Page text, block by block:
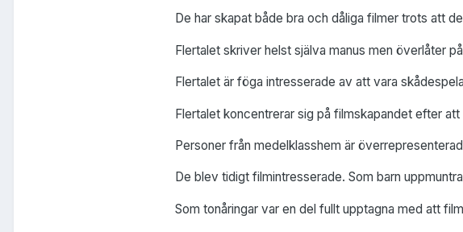
De har skapat både bra och dåliga filmer trots att
Flertalet skriver helst själva manus men överlåter
Flertalet är föga intresserade av att vara
Flertalet koncentrerar sig på filmskapandet efter
Personer från medelklasshem är
De blev tidigt filmintresserade. Som barn
Som tonåringar var en del fullt upptagna med att